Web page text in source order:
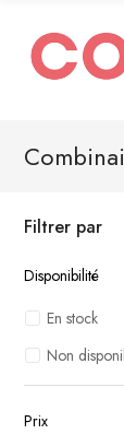
Filtrer par
Disponibilité
En stock
Non
Prix